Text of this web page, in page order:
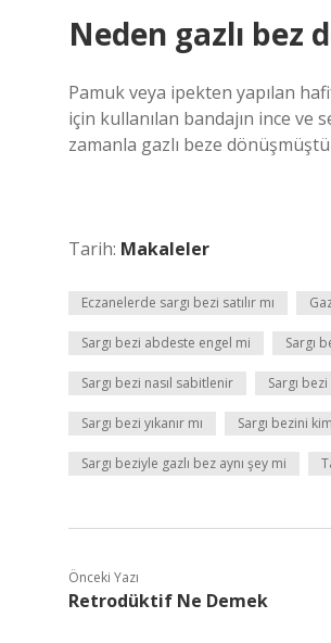
Neden gazlı bez
Pamuk veya ipekten yapılan
için kullanılan bandajın ince ve
zamanla gazlı beze
Tarih: Makaleler
Eczanelerde sargı bezi satılır mı
Sargı bezi abdeste engel mi Sargı
Sargı bezi nasıl sabitlenir Sargı
Sargı bezi yıkanır mı Sargı bezini
Sargı beziyle gazlı bez aynı şey mi
Önceki Yazı
Retrodüktif Ne Demek